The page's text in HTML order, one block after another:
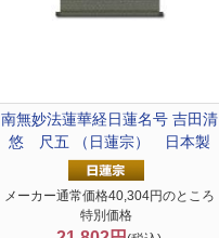
南無妙法蓮華経日蓮名号 吉田清
悠 尺五 （日蓮宗） 日本製
メーカー通常価格40,304円のところ
特別価格